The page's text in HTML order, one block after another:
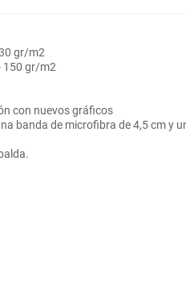
gr/m2
150 gr/m2
con nuevos gráficos
banda de microfibra de 4,5 cm